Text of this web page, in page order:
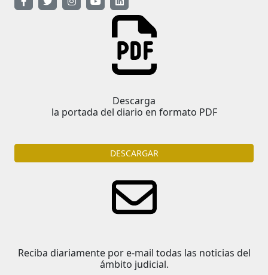
Descarga
la portada del diario en formato PDF
DESCARGAR
Reciba diariamente por e-mail todas las noticias del
ámbito judicial.